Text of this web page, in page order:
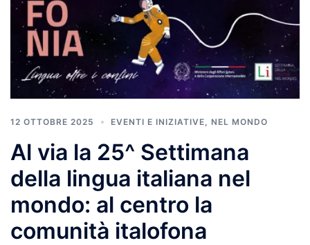
12 OTTOBRE 2025 EVENTI E INIZIATIVE NEL MONDO
Al via la 25^ Settimana
della lingua italiana nel
mondo: al centro la
comunità italofona